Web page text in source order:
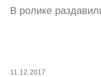
В ролике
11.12.2017